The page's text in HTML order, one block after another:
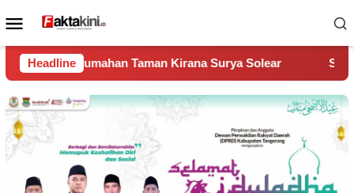
ke
Menu
Mobile
Headline
Taman Kirana Surya Solear Spanyol Juara Piala